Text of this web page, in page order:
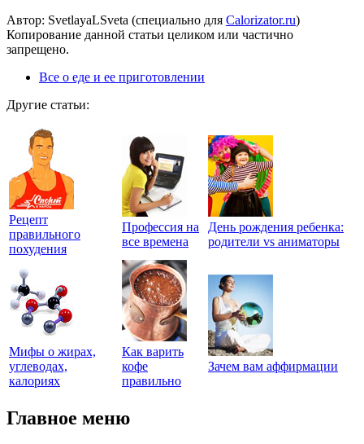
Автор: SvetlayaLSveta (специально для Calorizator.ru)
Копирование данной статьи целиком или частично
запрещено.
Все о еде и ее приготовлении
Другие статьи:
Рецепт
правильного
похудения
Профессия на
все времена
День рождения ребенка:
родители vs аниматоры
Мифы о жирах,
углеводах,
калориях
Как варить
кофе
правильно
Зачем вам аффирмации
Главное меню